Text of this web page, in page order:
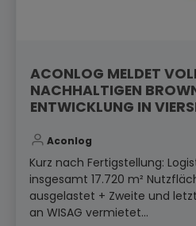
ACONLOG MELDET
NACHHALTIGEN
ENTWICKLUNG IN
Aconlog
Kurz nach Fertigstellung:
insgesamt 17.720 m²
ausgelastet + Zweite und
an WISAG vermietet...